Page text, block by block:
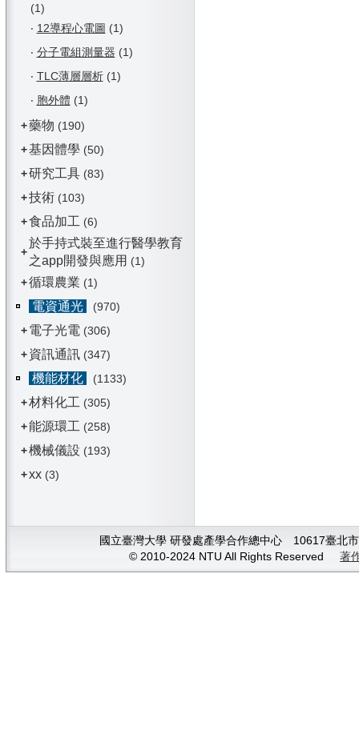
(1)
‧ 12導程心電圖 (1)
‧ 分子電組測量器 (1)
‧ TLC薄層層析(1)
‧ 胞外體 (1)
+藥物 (190)
+基因體學 (50)
+研究工具(83)
+技術(103)
+食品加工 (6)
+
於手持式裝至進行醫學教育
之app開發與應用 (1)
+循環農業 (1)
電資通光
(970)
+ 電子光電 (306)
+ 資訊通訊(347)
機能材化
(1133)
+材料化工 (305)
+能源環工 (258)
+機械儀設 (193)
+xx(3)
國立臺灣大學 研發處產學合作總中心 10617臺
© 2010-2024 NTU All Rights Reserved 著